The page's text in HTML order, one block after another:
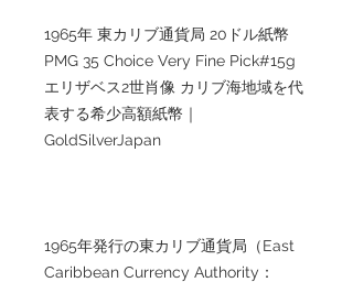
1965年 東カリブ通貨局 20ドル紙幣
PMG 35 Choice Very Fine Pick#15g
エリザベス2世肖像 カリブ海地域を代
表する希少高額紙幣｜
GoldSilverJapan
1965年発行の東カリブ通貨局（East
Caribbean Currency Authority：